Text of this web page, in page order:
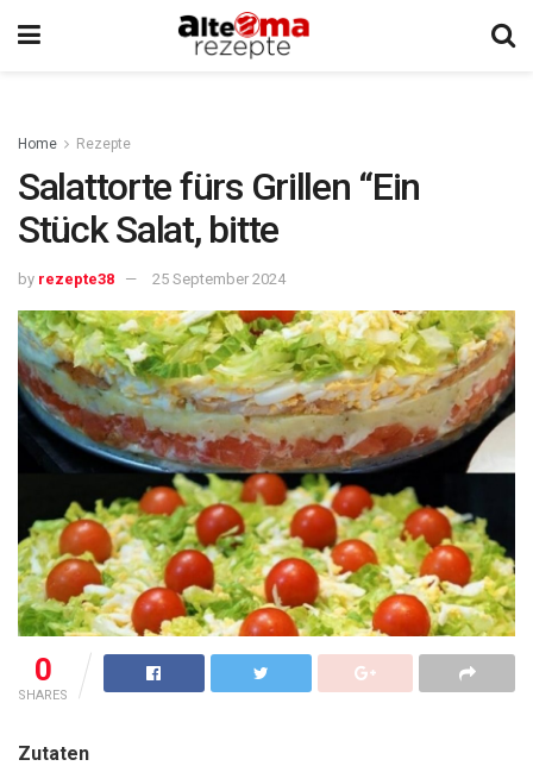
Home Rezepte
Salattorte fürs Grillen “Ein
Stück Salat, bitte
by rezepte38 25 September 2024
0
SHARES
Zutaten